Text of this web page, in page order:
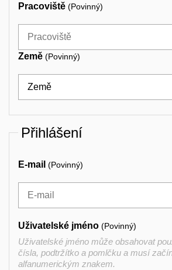
Pracoviště (Povinný)
Země (Povinný)
Přihlášení
E-mail (Povinný)
Uživatelské jméno (Povinný)
Uživatelské jméno může obsahovat
čísla, podtržítko a pomlčku a musí
alfanumerickým znakem.